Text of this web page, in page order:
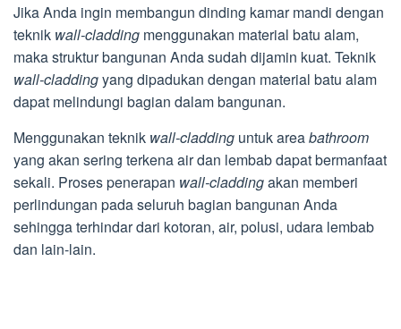
Jika Anda ingin membangun dinding kamar mandi dengan
teknik wall-cladding menggunakan material batu alam,
maka struktur bangunan Anda sudah dijamin kuat. Teknik
wall-claddingyang dipadukan dengan material batu alam
dapat melindungi bagian dalam bangunan.
Menggunakan teknik wall-cladding untuk areabathroom
yang akan sering terkena air dan lembab dapat bermanfaat
sekali. Proses penerapan wall-claddingakan memberi
perlindungan pada seluruh bagian bangunan Anda
sehingga terhindar dari kotoran, air, polusi, udara lembab
dan lain-lain.